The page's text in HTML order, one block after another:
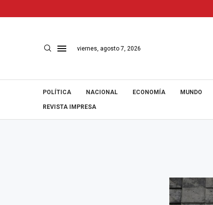
viernes, agosto 7, 2026
POLÍTICA NACIONAL ECONOMÍA MUNDO
REVISTA IMPRESA